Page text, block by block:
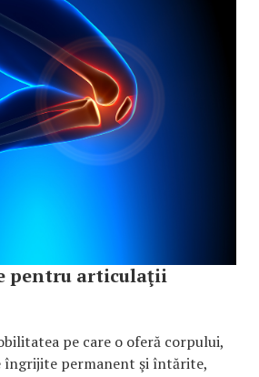
pentru articulaţii
pe care o oferă corpului,
permanent şi întărite,